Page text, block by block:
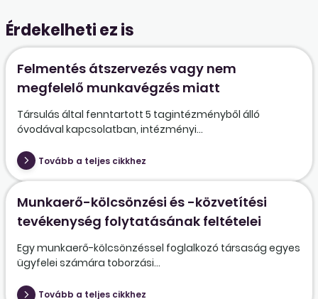
Érdekelheti ez is
Felmentés átszervezés vagy nem
megfelelő munkavégzés miatt
Társulás által fenntartott 5 tagintézményből álló
óvodával kapcsolatban, intézményi...
Tovább a teljes cikkhez
Munkaerő-kölcsönzési és -közvetítési
tevékenység folytatásának feltételei
Egy munkaerő-kölcsönzéssel foglalkozó társaság egyes
ügyfelei számára toborzási...
Tovább a teljes cikkhez